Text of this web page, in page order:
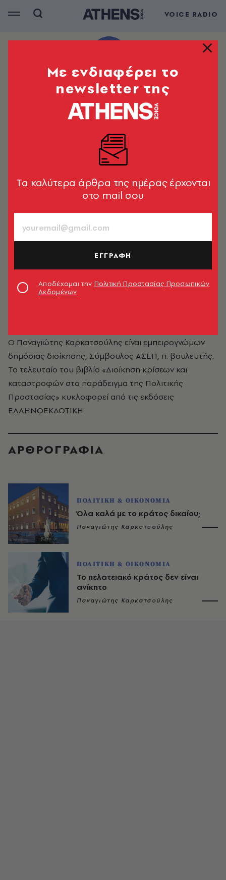
VOICE RADIO
Ο Παναγιώτης Καρκατσούλης είναι εμπειρογνώμων
δημόσιας διοίκησης, Σύμβουλος ΑΣΕΠ, π. βουλευτής.
Το τελευταίο του βιβλίο «Διοίκηση κρίσεων και
καταστροφών στο παράδειγμα της Πολιτικής
Προστασίας» κυκλοφορεί από τις εκδόσεις
ΕΛΛΗΝΟΕΚΔΟΤΙΚΗ
ΑΡΘΡΟΓΡΑΦΙΑ
ΠΟΛΙΤΙΚΗ & ΟΙΚΟΝΟΜΙΑ
Όλα καλά με το κράτος δικαίου;
Παναγιώτης Καρκατσούλης
ΠΟΛΙΤΙΚΗ & ΟΙΚΟΝΟΜΙΑ
Το πελατειακό κράτος δεν είναι
ανίκητο
Παναγιώτης Καρκατσούλης
Mε ενδιαφέρει το
newsletter της
Tα καλύτερα άρθρα της ημέρας έρχονται
στο mail σου
ΕΓΓΡΑΦΗ
Αποδέχομαι την Πολιτική Προστασίας Προσωπικών
Δεδομένων